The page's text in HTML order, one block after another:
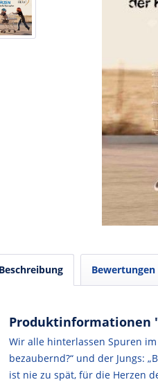
Beschreibung Bewertungen
Produktinformationen
Wir alle hinterlassen Spuren
bezaubernd?“ und der Jungs:
ist nie zu spät, für die Herzen